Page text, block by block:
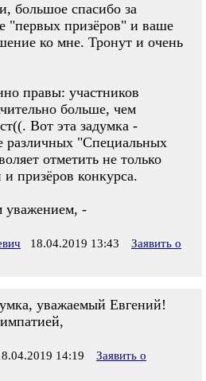
большое спасибо за
"первых призёров" и ваше
ко мне. Тронут и очень
правы: участников
больше, чем
Вот эта задумка -
различных "Специальных
отметить не только
призёров конкурса.
уважением, -
18.04.2019 13:43
Заявить о
уважаемый Евгений!
14:19
Заявить о